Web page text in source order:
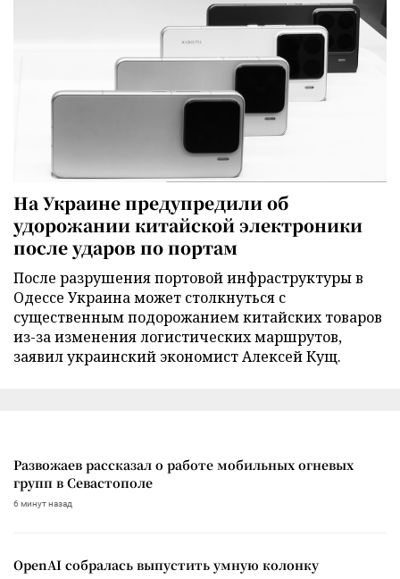
На Украине предупредили об
удорожании китайской электроники
после ударов по портам
После разрушения портовой инфраструктуры в
Одессе Украина может столкнуться с
существенным подорожанием китайских товаров
из-за изменения логистических маршрутов,
заявил украинский экономист Алексей Кущ.
Развожаев рассказал о работе мобильных огневых
групп в Севастополе
6 минут назад
OpenAI собралась выпустить умную колонку